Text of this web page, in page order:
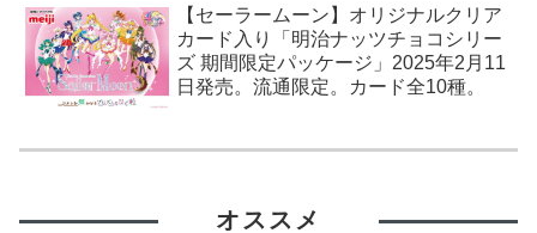
【セーラームーン】オリジナルクリア
カード入り「明治ナッツチョコシリー
ズ 期間限定パッケージ」2025年2月11
日発売。流通限定。カード全10種。
オススメ